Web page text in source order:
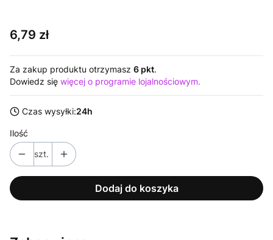
Cena
6,79 zł
Za zakup produktu otrzymasz 6 pkt.
Dowiedz się więcej o programie lojalnościowym.
Czas wysyłki:24h
Ilość
szt.
Dodaj do koszyka